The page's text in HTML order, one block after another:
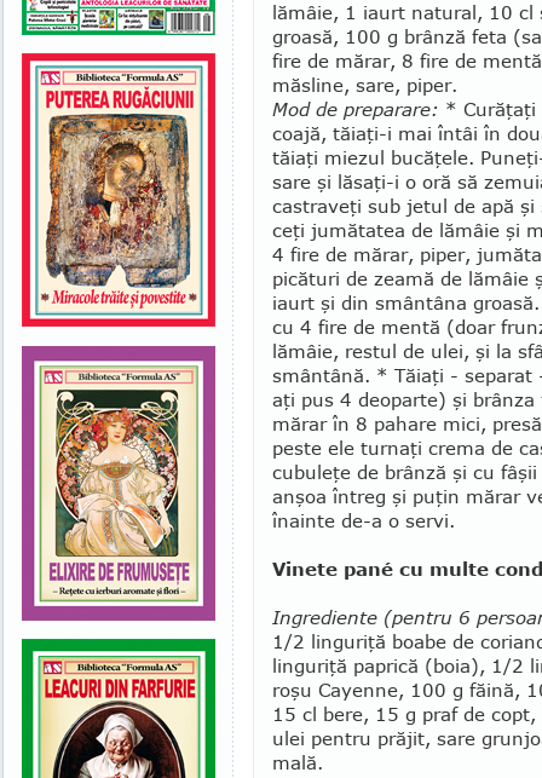
lămâie, 1 iaurt natural, 10 cl
groasă, 100 g brânză feta
fire de mărar, 8 fire de
măsline, sare, piper.
Mod de preparare: * Curăţaţi
coajă, tăiaţi-i mai întâi în
tă­iaţi mie­zul bu­căţele.
sare şi lă­saţi-i o oră să
castraveţi sub jetul de apă
ceţi ju­mătatea de lămâie şi
4 fire de mărar, piper,
picături de zea­mă de
iaurt şi din smân­tâna
cu 4 fire de mentă (doar
lă­mâie, restul de ulei, şi la
smântână. * Tăiaţi - separat
aţi pus 4 deoparte) şi
mărar în 8 pahare mici,
peste ele turnaţi cre­ma de
cubuleţe de brân­ză şi cu
anşoa în­treg şi puţin mărar
înainte de-a o servi.
Vinete pané cu multe
Ingrediente (pentru 6
1/2 linguriţă boa­be de
linguriţă paprică (boia), 1/2
roşu Cayenne, 100 g făină,
15 cl bere, 15 g praf de
ulei pentru pră­jit, sare
mală.